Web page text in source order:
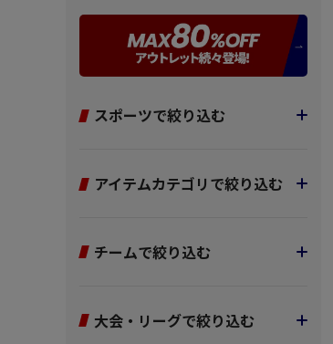
スポーツで絞り込む
アイテムカテゴリで絞り込む
チームで絞り込む
大会・リーグで絞り込む